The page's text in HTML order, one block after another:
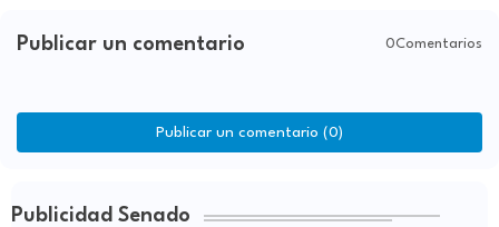
Publicar un comentario 0Comentarios
Publicar un comentario (0)
Publicidad Senado